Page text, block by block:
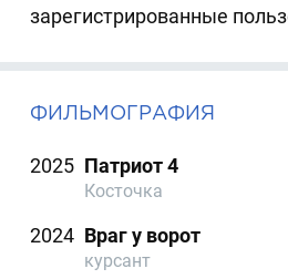
зарегистрированные
ФИЛЬМОГРАФИЯ
2025 Патриот 4
Косточка
2024 Враг у ворот
курсант